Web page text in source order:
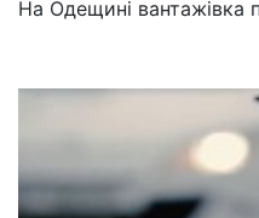
На Одещині вантажівка